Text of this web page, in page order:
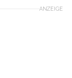
ANZEIGE